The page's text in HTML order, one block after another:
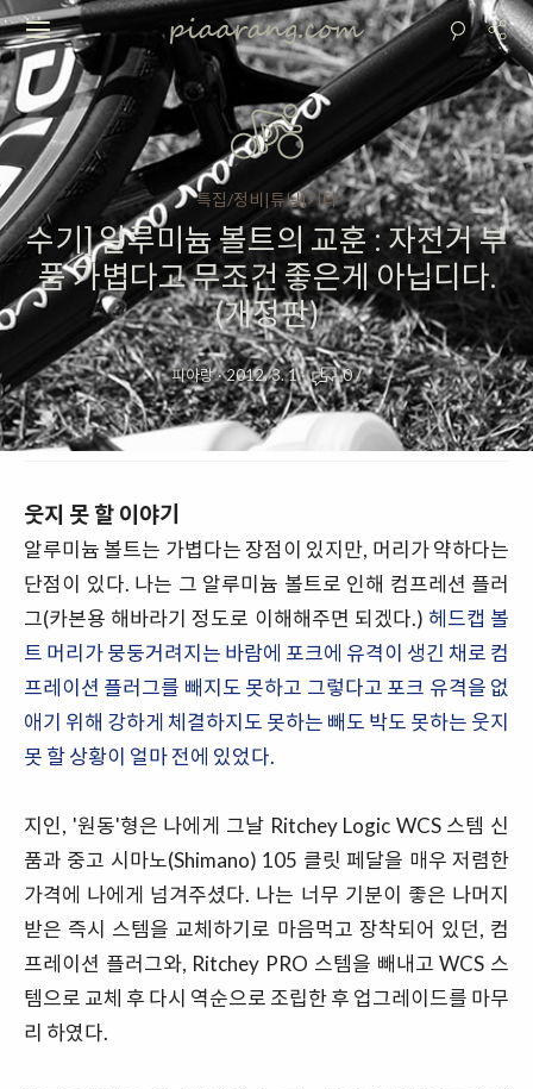
특집/정비|튜닝|기타
수기] 알루미늄 볼트의 교훈 : 자전거 부
품 가볍다고 무조건 좋은게 아닙디다.
(개정판)
피아랑·2012. 3. 1· 0/
웃지 못 할 이야기
알루미늄 볼트는 가볍다는 장점이 있지만, 머리가 약하다는
단점이 있다. 나는 그 알루미늄 볼트로 인해 컴프레션 플러
그(카본용 해바라기 정도로 이해해주면 되겠다.) 헤드캡 볼
트 머리가 뭉둥거려지는 바람에 포크에 유격이 생긴 채로 컴
프레이션 플러그를 빼지도 못하고 그렇다고 포크 유격을 없
애기 위해 강하게 체결하지도 못하는 빼도 박도 못하는 웃지
못 할 상황이 얼마 전에 있었다.
지인, '원동'형은 나에게 그날 Ritchey Logic WCS 스템 신
품과 중고 시마노(Shimano) 105 클릿 페달을 매우 저렴한
가격에 나에게 넘겨주셨다. 나는 너무 기분이 좋은 나머지
받은 즉시 스템을 교체하기로 마음먹고 장착되어 있던, 컴
프레이션 플러그와, Ritchey PRO 스템을 빼내고 WCS 스
템으로 교체 후 다시 역순으로 조립한 후 업그레이드를 마무
리 하였다.